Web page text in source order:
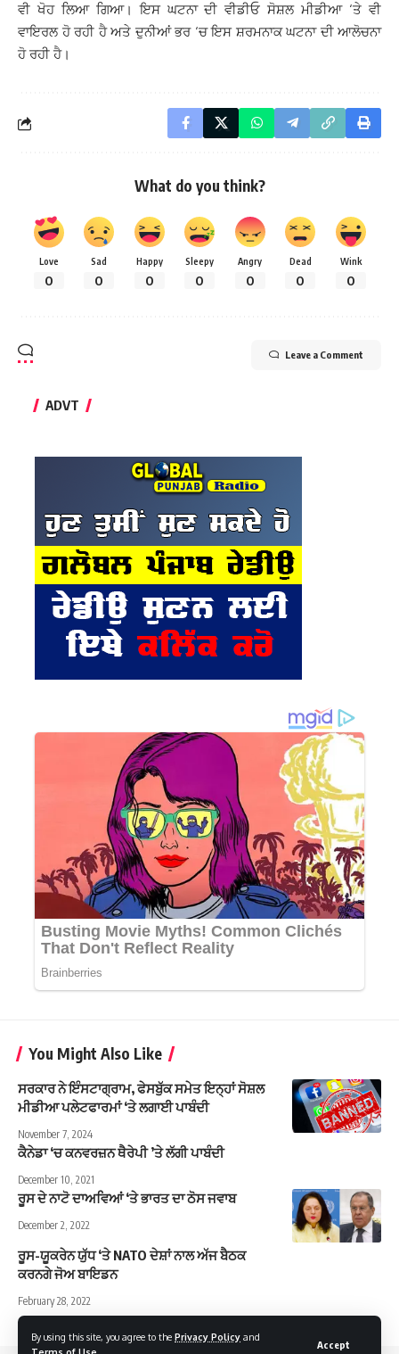
By using this site, you agree to the Privacy Policy and
Accept
ਵੀ ਖੋਹ ਲਿਆ ਗਿਆ। ਇਸ ਘਟਨਾ ਦੀ ਵੀਡੀਓ ਸੋਸ਼ਲ ਮੀਡੀਆ ‘ਤੇ ਵੀ
ਵਾਇਰਲ ਹੋ ਰਹੀ ਹੈ ਅਤੇ ਦੁਨੀਆਂ ਭਰ ‘ਚ ਇਸ ਸ਼ਰਮਨਾਕ ਘਟਨਾ ਦੀ ਆਲੋਚਨਾ
ਹੋ ਰਹੀ ਹੈ।
What do you think?
Love
0
Sad
0
Happy
0
Sleepy
0
Angry
0
Dead
0
Wink
0
Leave a Comment
ADVT
You Might Also Like
ਸਰਕਾਰ ਨੇ ਇੰਸਟਾਗ੍ਰਾਮ, ਫੇਸਬੁੱਕ ਸਮੇਤ ਇਨ੍ਹਾਂ ਸੋਸ਼ਲ
ਮੀਡੀਆ ਪਲੇਟਫਾਰਮਾਂ ‘ਤੇ ਲਗਾਈ ਪਾਬੰਦੀ
November 7, 2024
ਕੈਨੇਡਾ ‘ਚ ਕਨਵਰਜ਼ਨ ਥੈਰੇਪੀ ’ਤੇ ਲੱਗੀ ਪਾਬੰਦੀ
December 10, 2021
ਰੂਸ ਦੇ ਨਾਟੋ ਦਾਅਵਿਆਂ ‘ਤੇ ਭਾਰਤ ਦਾ ਠੋਸ ਜਵਾਬ
December 2, 2022
ਰੂਸ-ਯੂਕਰੇਨ ਯੁੱਧ ‘ਤੇ NATO ਦੇਸ਼ਾਂ ਨਾਲ ਅੱਜ ਬੈਠਕ
ਕਰਨਗੇ ਜੋਅ ਬਾਇਡਨ
February 28, 2022